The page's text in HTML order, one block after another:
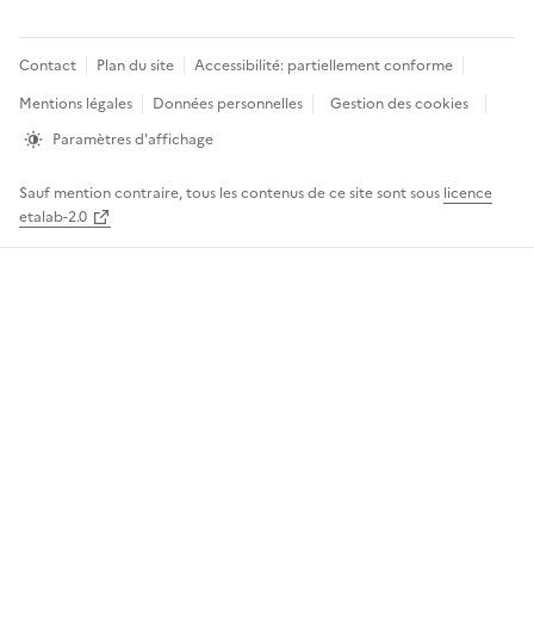
Pied
de
page
Contact Plan du site
Accessibilité: partiellement conforme
Mentions légales
Données personnelles
Gestion des cookies
Paramètres d'affichage
Sauf mention contraire, tous les contenus de ce site sont sous licence
etalab-2.0